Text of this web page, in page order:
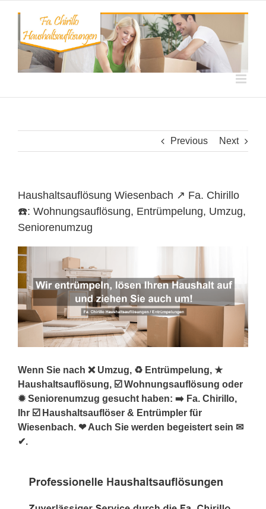
content
Previous Next
Haushaltsauflösung Wiesenbach ↗️ Fa. Chirillo
☎️: Wohnungsauflösung, Entrümpelung, Umzug,
Seniorenumzug
Wenn Sie nach ❌ Umzug, ♻ Entrümpelung, ★
Haushaltsauflösung, ☑️ Wohnungsauflösung oder
✹ Seniorenumzug gesucht haben: ➡️ Fa. Chirillo,
Ihr ☑️ Haushaltsauflöser & Entrümpler für
Wiesenbach. ❤ Auch Sie werden begeistert sein ✉
✔.